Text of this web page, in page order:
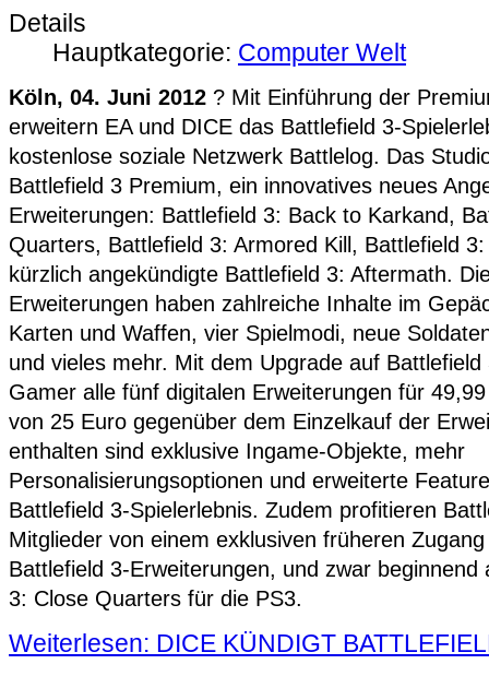
Details
Hauptkategorie: Computer Welt
Köln, 04. Juni 2012 ? Mit Einführung der
erweitern EA und DICE das Battlefield 3-
kostenlose soziale Netzwerk Battlelog. Das
Battlefield 3 Premium, ein innovatives neues
Erweiterungen: Battlefield 3: Back to Karkand,
Quarters, Battlefield 3: Armored Kill, Battlefield
kürzlich angekündigte Battlefield 3: Aftermath.
Erweiterungen haben zahlreiche Inhalte im
Karten und Waffen, vier Spielmodi, neue
und vieles mehr. Mit dem Upgrade auf
Gamer alle fünf digitalen Erweiterungen für
von 25 Euro gegenüber dem Einzelkauf der
enthalten sind exklusive Ingame-Objekte, mehr
Personalisierungsoptionen und erweiterte
Battlefield 3-Spielerlebnis. Zudem profitieren
Mitglieder von einem exklusiven früheren
Battlefield 3-Erweiterungen, und zwar
3: Close Quarters für die PS3.
Weiterlesen: DICE KÜNDIGT